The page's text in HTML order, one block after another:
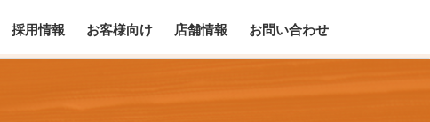
採用情報 お客様向け 店舗情報 お問い合わせ